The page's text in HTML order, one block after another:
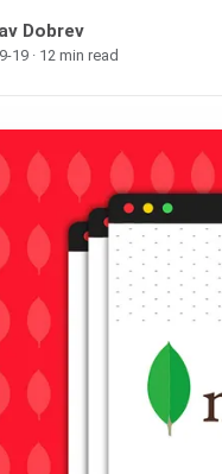
Dobrev
19 · 12 min read